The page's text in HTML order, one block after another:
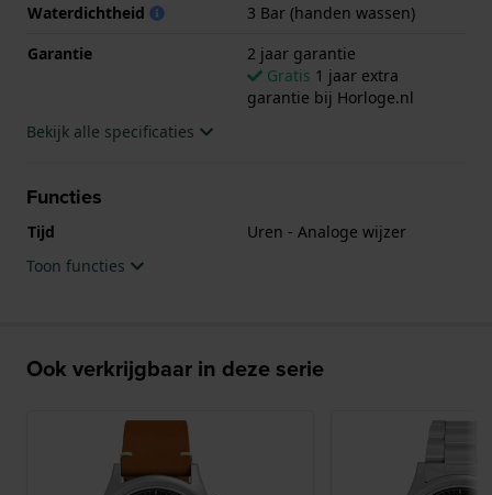
Waterdichtheid
3 Bar (handen wassen)
Garantie
2 jaar garantie
Gratis 1 jaar extra
garantie bij Horloge.nl
Bekijk alle specificaties
Functies
Tijd
Uren - Analoge wijzer
Toon functies
Ook verkrijgbaar in deze serie